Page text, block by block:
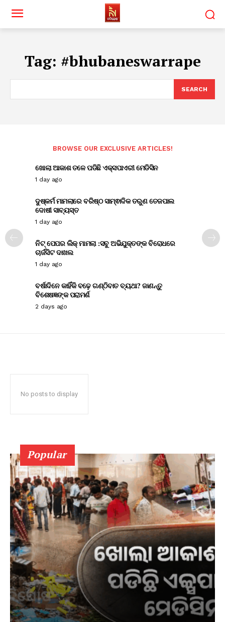
Tag: #bhubaneswarrape
SEARCH
BROWSE OUR EXCLUSIVE ARTICLES!
ଖୋଲା ଆକାଶ ତଳେ ପଡିଛି ଏକ୍ସପାଏରୀ ମେଡିସିନ
1 day ago
ଦୁଷ୍କର୍ମ ମାମଲାରେ ବରିଷ୍ଠ ସାମ୍ଵାଦିକ ତରୁଣ ତେଜପାଲ
ଦୋଷୀ ସାବ୍ୟସ୍ତ
1 day ago
ନିଟ୍ ପେପର ଲିକ୍ ମାମଲା :ସବୁ ଅଭିଯୁକ୍ତଙ୍କ ବିରୋଧରେ
ଚାର୍ଜସିଟ ଦାଖଲ
1 day ago
ବର୍ଷାଦିନେ କାହିଁକି ବଢ଼େ ଗଣ୍ଠିବାତ ବ୍ୟଥା? ଜାଣନ୍ତୁ
ବିଶେଷଜ୍ଞଙ୍କ ପରାମର୍ଶ
2 days ago
No posts to display
Popular